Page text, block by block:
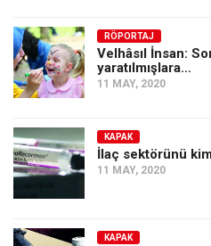
RÖPORTAJ
Velhâsıl İnsan:
yaratılmışlara…
11 MAY, 2020
KAPAK
İlaç sektörünü
11 MAY, 2020
KAPAK